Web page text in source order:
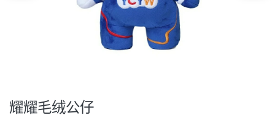
耀耀毛绒公仔